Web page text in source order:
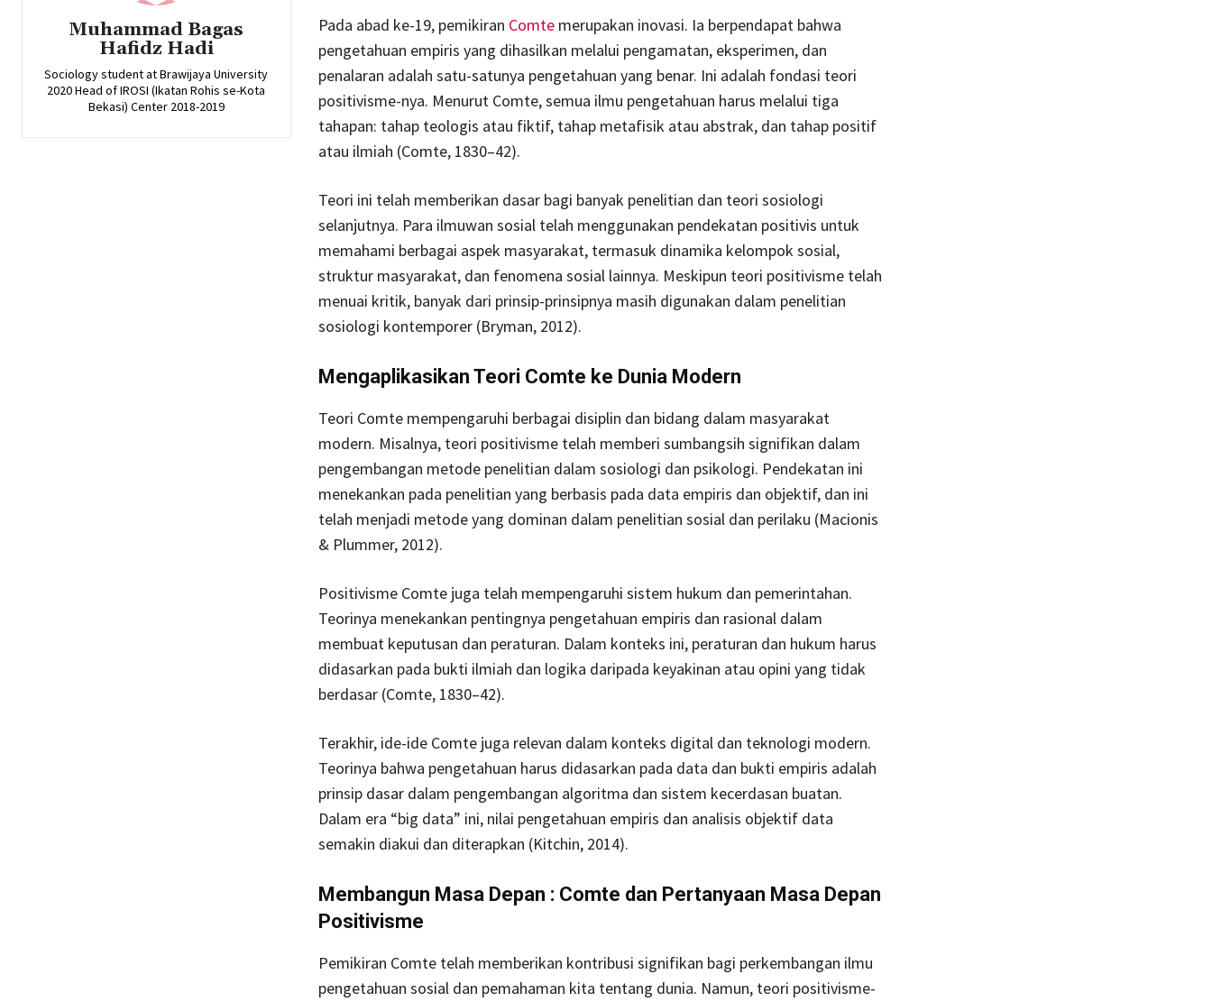
Muhammad Bagas
Hafidz Hadi
Sociology student at Brawijaya University
2020 Head of IROSI (Ikatan Rohis se-Kota
Bekasi) Center 2018-2019
Pada abad ke-19, pemikiran Comtemerupakan inovasi. Ia berpendapat bahwa
pengetahuan empiris yang dihasilkan melalui pengamatan, eksperimen, dan
penalaran adalah satu-satunya pengetahuan yang benar. Ini adalah fondasi teori
positivisme-nya. Menurut Comte, semua ilmu pengetahuan harus melalui tiga
tahapan: tahap teologis atau fiktif, tahap metafisik atau abstrak, dan tahap positif
atau ilmiah (Comte, 1830–42).
Teori ini telah memberikan dasar bagi banyak penelitian dan teori sosiologi
selanjutnya. Para ilmuwan sosial telah menggunakan pendekatan positivis untuk
memahami berbagai aspek masyarakat, termasuk dinamika kelompok sosial,
struktur masyarakat, dan fenomena sosial lainnya. Meskipun teori positivisme telah
menuai kritik, banyak dari prinsip-prinsipnya masih digunakan dalam penelitian
sosiologi kontemporer (Bryman, 2012).
Mengaplikasikan Teori Comte ke Dunia Modern
Teori Comte mempengaruhi berbagai disiplin dan bidang dalam masyarakat
modern. Misalnya, teori positivisme telah memberi sumbangsih signifikan dalam
pengembangan metode penelitian dalam sosiologi dan psikologi. Pendekatan ini
menekankan pada penelitian yang berbasis pada data empiris dan objektif, dan ini
telah menjadi metode yang dominan dalam penelitian sosial dan perilaku (Macionis
& Plummer, 2012).
Positivisme Comte juga telah mempengaruhi sistem hukum dan pemerintahan.
Teorinya menekankan pentingnya pengetahuan empiris dan rasional dalam
membuat keputusan dan peraturan. Dalam konteks ini, peraturan dan hukum harus
didasarkan pada bukti ilmiah dan logika daripada keyakinan atau opini yang tidak
berdasar (Comte, 1830–42).
Terakhir, ide-ide Comte juga relevan dalam konteks digital dan teknologi modern.
Teorinya bahwa pengetahuan harus didasarkan pada data dan bukti empiris adalah
prinsip dasar dalam pengembangan algoritma dan sistem kecerdasan buatan.
Dalam era “big data” ini, nilai pengetahuan empiris dan analisis objektif data
semakin diakui dan diterapkan (Kitchin, 2014).
Membangun Masa Depan : Comte dan Pertanyaan Masa Depan
Positivisme
Pemikiran Comte telah memberikan kontribusi signifikan bagi perkembangan ilmu
pengetahuan sosial dan pemahaman kita tentang dunia. Namun, teori positivisme-